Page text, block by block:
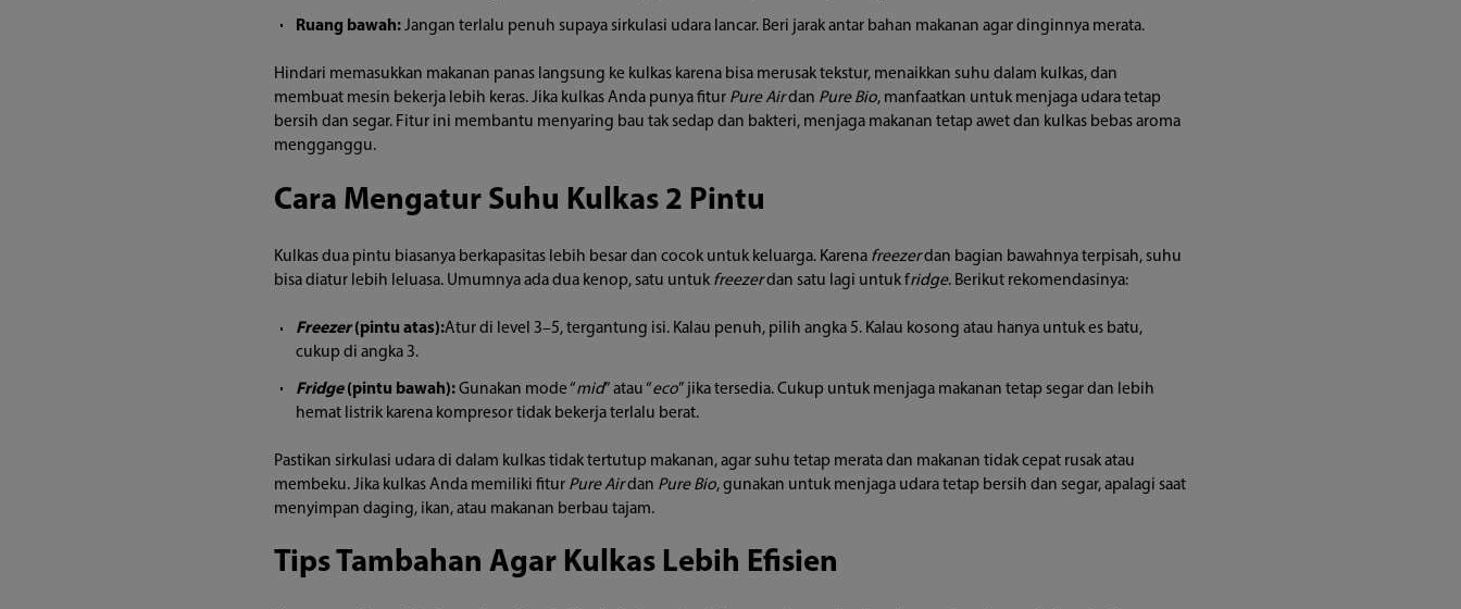
Ruang bawah:Jangan terlalu penuh supaya sirkulasi udara lancar. Beri jarak antar bahan makanan agar dinginnya merata.
Hindari memasukkan makanan panas langsung ke kulkas karena bisa merusak tekstur, menaikkan suhu dalam kulkas, dan
membuat mesin bekerja lebih keras. Jika kulkas Anda punya fitur Pure Airdan Pure Bio, manfaatkan untuk menjaga udara tetap
bersih dan segar. Fitur ini membantu menyaring bau tak sedap dan bakteri, menjaga makanan tetap awet dan kulkas bebas aroma
mengganggu.
Cara Mengatur Suhu Kulkas 2 Pintu
Kulkas dua pintu biasanya berkapasitas lebih besar dan cocok untuk keluarga. Karena freezerdan bagian bawahnya terpisah, suhu
bisa diatur lebih leluasa. Umumnya ada dua kenop, satu untuk freezerdan satu lagi untuk fridge. Berikut rekomendasinya:
Freezer(pintu atas):Atur di level 3–5, tergantung isi. Kalau penuh, pilih angka 5. Kalau kosong atau hanya untuk es batu,
cukup di angka 3.
Fridge(pintu bawah):Gunakan mode “mid” atau “eco” jika tersedia. Cukup untuk menjaga makanan tetap segar dan lebih
hemat listrik karena kompresor tidak bekerja terlalu berat.
Pastikan sirkulasi udara di dalam kulkas tidak tertutup makanan, agar suhu tetap merata dan makanan tidak cepat rusak atau
membeku. Jika kulkas Anda memiliki fitur Pure Airdan Pure Bio, gunakan untuk menjaga udara tetap bersih dan segar, apalagi saat
menyimpan daging, ikan, atau makanan berbau tajam.
Tips Tambahan Agar Kulkas Lebih Efisien